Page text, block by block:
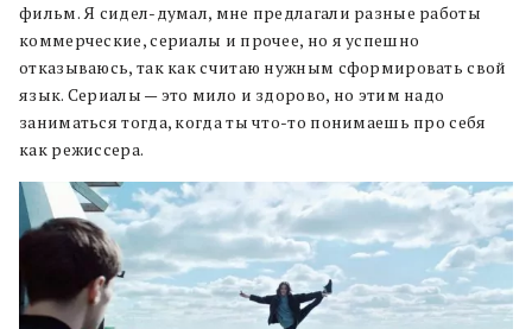
фильм. Я сидел-думал, мне предлагали разные работы
коммерческие, сериалы и прочее, но я успешно
отказываюсь, так как считаю нужным сформировать свой
язык. Сериалы — это мило и здорово, но этим надо
заниматься тогда, когда ты что-то понимаешь про себя
как режиссера.